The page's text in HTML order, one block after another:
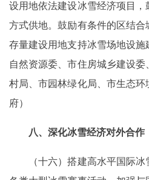
设用地依法建设冰雪经济项目
方式供地。鼓励有条件的区结
存量建设用地支持冰雪场地设施
自然资源委、市住房城乡建设
村局、市园林绿化局、市生态
府）
八、深化冰雪经济对外合作
（十六）搭建高水平国际冰